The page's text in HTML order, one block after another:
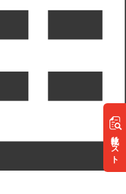
リスト